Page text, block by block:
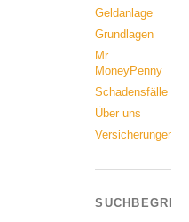
Geldanlage
Grundlagen
Mr.
MoneyPenny
Schadensfälle
Über uns
Versicherungen